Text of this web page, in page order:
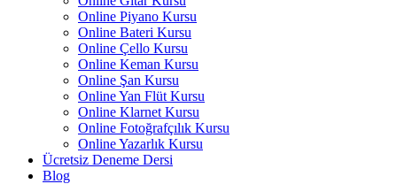
Online Piyano Kursu
Online Bateri Kursu
Online Çello Kursu
Online Keman Kursu
Online Şan Kursu
Online Yan Flüt Kursu
Online Klarnet Kursu
Online Fotoğrafçılık Kursu
Online Yazarlık Kursu
Ücretsiz Deneme Dersi
Blog